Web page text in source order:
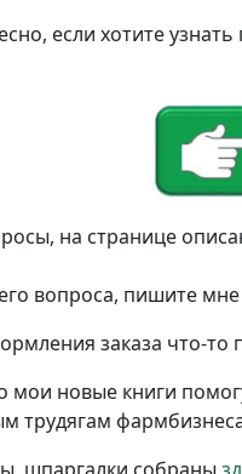
если хотите
на странице
вопроса, пишите
заказа что-то
мои новые книги
трудягам